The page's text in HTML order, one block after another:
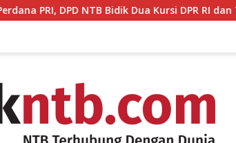
NTB Bidik Dua Kursi DPR RI dan Targetkan